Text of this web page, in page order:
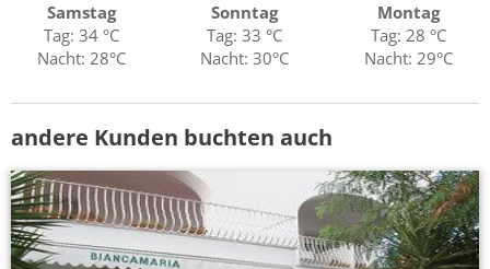
Samstag
Tag: 34 °C
Nacht: 28°C
Sonntag
Tag: 33 °C
Nacht: 30°C
Montag
Tag: 28 °C
Nacht: 29°C
andere Kunden buchten auch